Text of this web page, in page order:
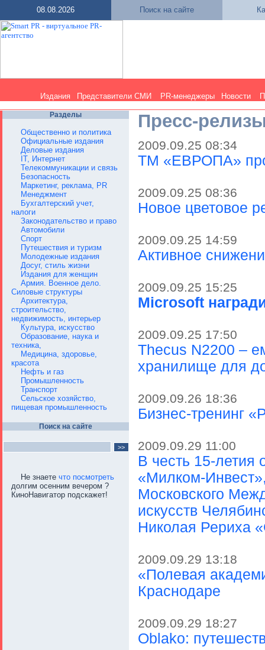
08.08.2026 Поиск на сайте
Издания Представители СМИ PR-менеджеры Новости
Разделы
Общественно и политика
Официальные издания
Деловые издания
IT, Интернет
Телекоммуникации и связь
Безопасность
Маркетинг, реклама, PR
Менеджмент
Бухгалтерский учет,
налоги
Законодательство и право
Автомобили
Спорт
Путешествия и туризм
Молодежные издания
Досуг, стиль жизни
Издания для женщин
Армия. Военное дело.
Силовые структуры
Архитектура,
строительство,
недвижимость, интерьер
Культура, искусство
Образование, наука и
техника,
Медицина, здоровье,
красота
Нефть и газ
Промышленность
Транспорт
Сельское хозяйство,
пищевая промышленность
Поиск на сайте
Не знаете что посмотреть
долгим осенним вечером ?
КиноНавигатор подскажет!
Пресс-
2009.09.25 08:34
ТМ «ЕВРОПА»
2009.09.25 08:36
Новое цветовое
2009.09.25 14:59
Активное
2009.09.25 15:25
Microsoft
2009.09.25 17:50
Thecus N2200 –
хранилище для
2009.09.26 18:36
Бизнес-тренинг
2009.09.29 11:00
В честь 15-летия
«Милком-
Московского
искусств
Николая Рериха
2009.09.29 13:18
«Полевая
Краснодаре
2009.09.29 18:27
Oblako: